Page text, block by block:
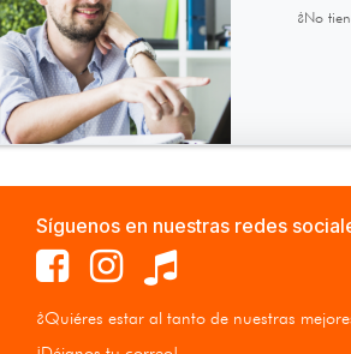
¿No
Síguenos en nuestras redes
¿Quiéres estar al tanto de nuestras